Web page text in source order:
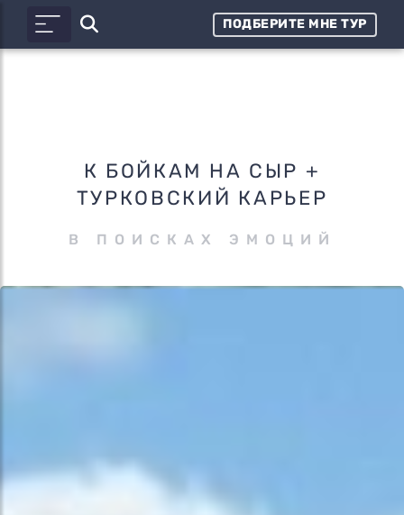
ПОДБЕРИТЕ МНЕ ТУР
К БОЙКАМ НА СЫР +
ТУРКОВСКИЙ КАРЬЕР
В ПОИСКАХ ЭМОЦИЙ